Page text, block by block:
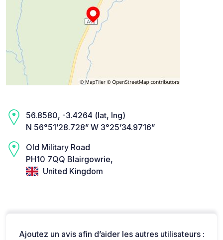
56.8580, -3.4264 (lat, lng)
N 56°51’28.728” W 3°25’34.9716”
Old Military Road
PH10 7QQ Blairgowrie,
United Kingdom
Ajoutez un avis afin d’aider les autres utilisateurs :